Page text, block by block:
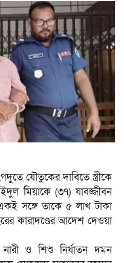
যৌতুকের দাবিতে স্ত্রীকে
মিয়াকে (৩৭) যাবজ্জীবন
সঙ্গে তাকে ৫ লাখ টাকা
কারাদণ্ডের আদেশ দেওয়া
নারী ও শিশু নির্যাতন দমন